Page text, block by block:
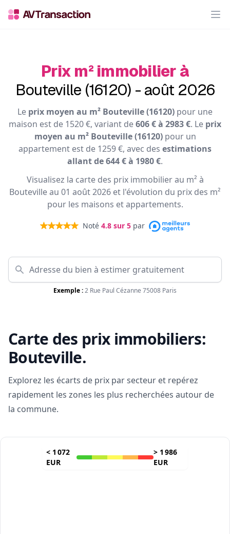
Prix m² immobilier à
Bouteville (16120) - août 2026
Le prix moyen au m² Bouteville (16120) pour une
maison est de 1520 €, variant de606 € à 2983 €. Le prix
moyen au m² Bouteville (16120)pour un
appartement est de 1259 €, avec des estimations
allant de 644 € à 1980 €.
Visualisez la carte des prix immobilier au m² à
Bouteville au 01 août 2026 et l'évolution du prix des m²
pour les maisons et appartements.
Noté 4.8 sur 5 par
Exemple :2 Rue Paul Cézanne 75008 Paris
Carte des prix immobiliers:
Bouteville.
Explorez les écarts de prix par secteur et repérez
rapidement les zones les plus recherchées autour de
la commune.
< 1 072
EUR
> 1 986
EUR